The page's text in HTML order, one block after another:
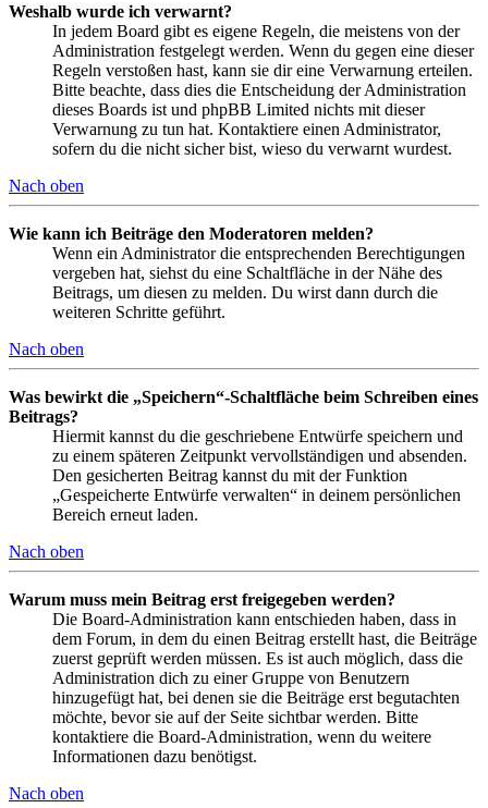
Weshalb wurde ich verwarnt?
In jedem Board gibt es eigene Regeln, die meistens von der
Administration festgelegt werden. Wenn du gegen eine dieser
Regeln verstoßen hast, kann sie dir eine Verwarnung erteilen.
Bitte beachte, dass dies die Entscheidung der Administration
dieses Boards ist und phpBB Limited nichts mit dieser
Verwarnung zu tun hat. Kontaktiere einen Administrator,
sofern du die nicht sicher bist, wieso du verwarnt wurdest.
Nach oben
Wie kann ich Beiträge den Moderatoren melden?
Wenn ein Administrator die entsprechenden Berechtigungen
vergeben hat, siehst du eine Schaltfläche in der Nähe des
Beitrags, um diesen zu melden. Du wirst dann durch die
weiteren Schritte geführt.
Nach oben
Was bewirkt die „Speichern“-Schaltfläche beim Schreiben eines
Beitrags?
Hiermit kannst du die geschriebene Entwürfe speichern und
zu einem späteren Zeitpunkt vervollständigen und absenden.
Den gesicherten Beitrag kannst du mit der Funktion
„Gespeicherte Entwürfe verwalten“ in deinem persönlichen
Bereich erneut laden.
Nach oben
Warum muss mein Beitrag erst freigegeben werden?
Die Board-Administration kann entschieden haben, dass in
dem Forum, in dem du einen Beitrag erstellt hast, die Beiträge
zuerst geprüft werden müssen. Es ist auch möglich, dass die
Administration dich zu einer Gruppe von Benutzern
hinzugefügt hat, bei denen sie die Beiträge erst begutachten
möchte, bevor sie auf der Seite sichtbar werden. Bitte
kontaktiere die Board-Administration, wenn du weitere
Informationen dazu benötigst.
Nach oben